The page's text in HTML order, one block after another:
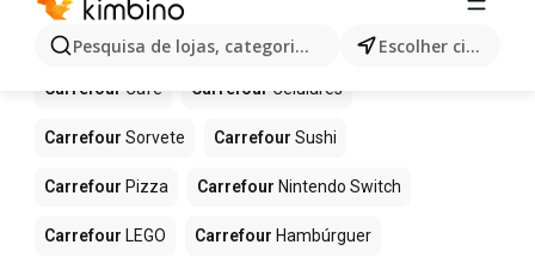
Pesquisa de lojas, categorias,produtos... Escolher cidade
para este termo.
Mais produtos em Carrefour
Carrefour Café Carrefour Celulares
Carrefour Sorvete Carrefour Sushi
Carrefour Pizza Carrefour Nintendo Switch
Carrefour LEGO Carrefour Hambúrguer